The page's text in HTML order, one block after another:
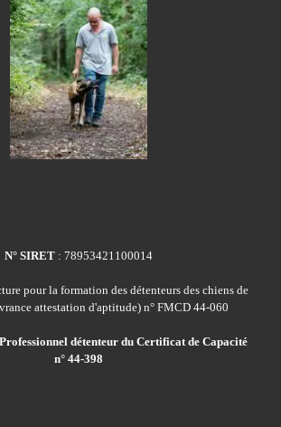
N° SIRET : 78953421100014
pour la formation des détenteurs des chiens de
attestation d'aptitude) n° FMCD 44-060
détenteur du Certificat de Capacité
n° 44-398